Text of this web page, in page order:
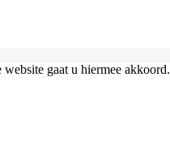
gaat u hiermee akkoord.